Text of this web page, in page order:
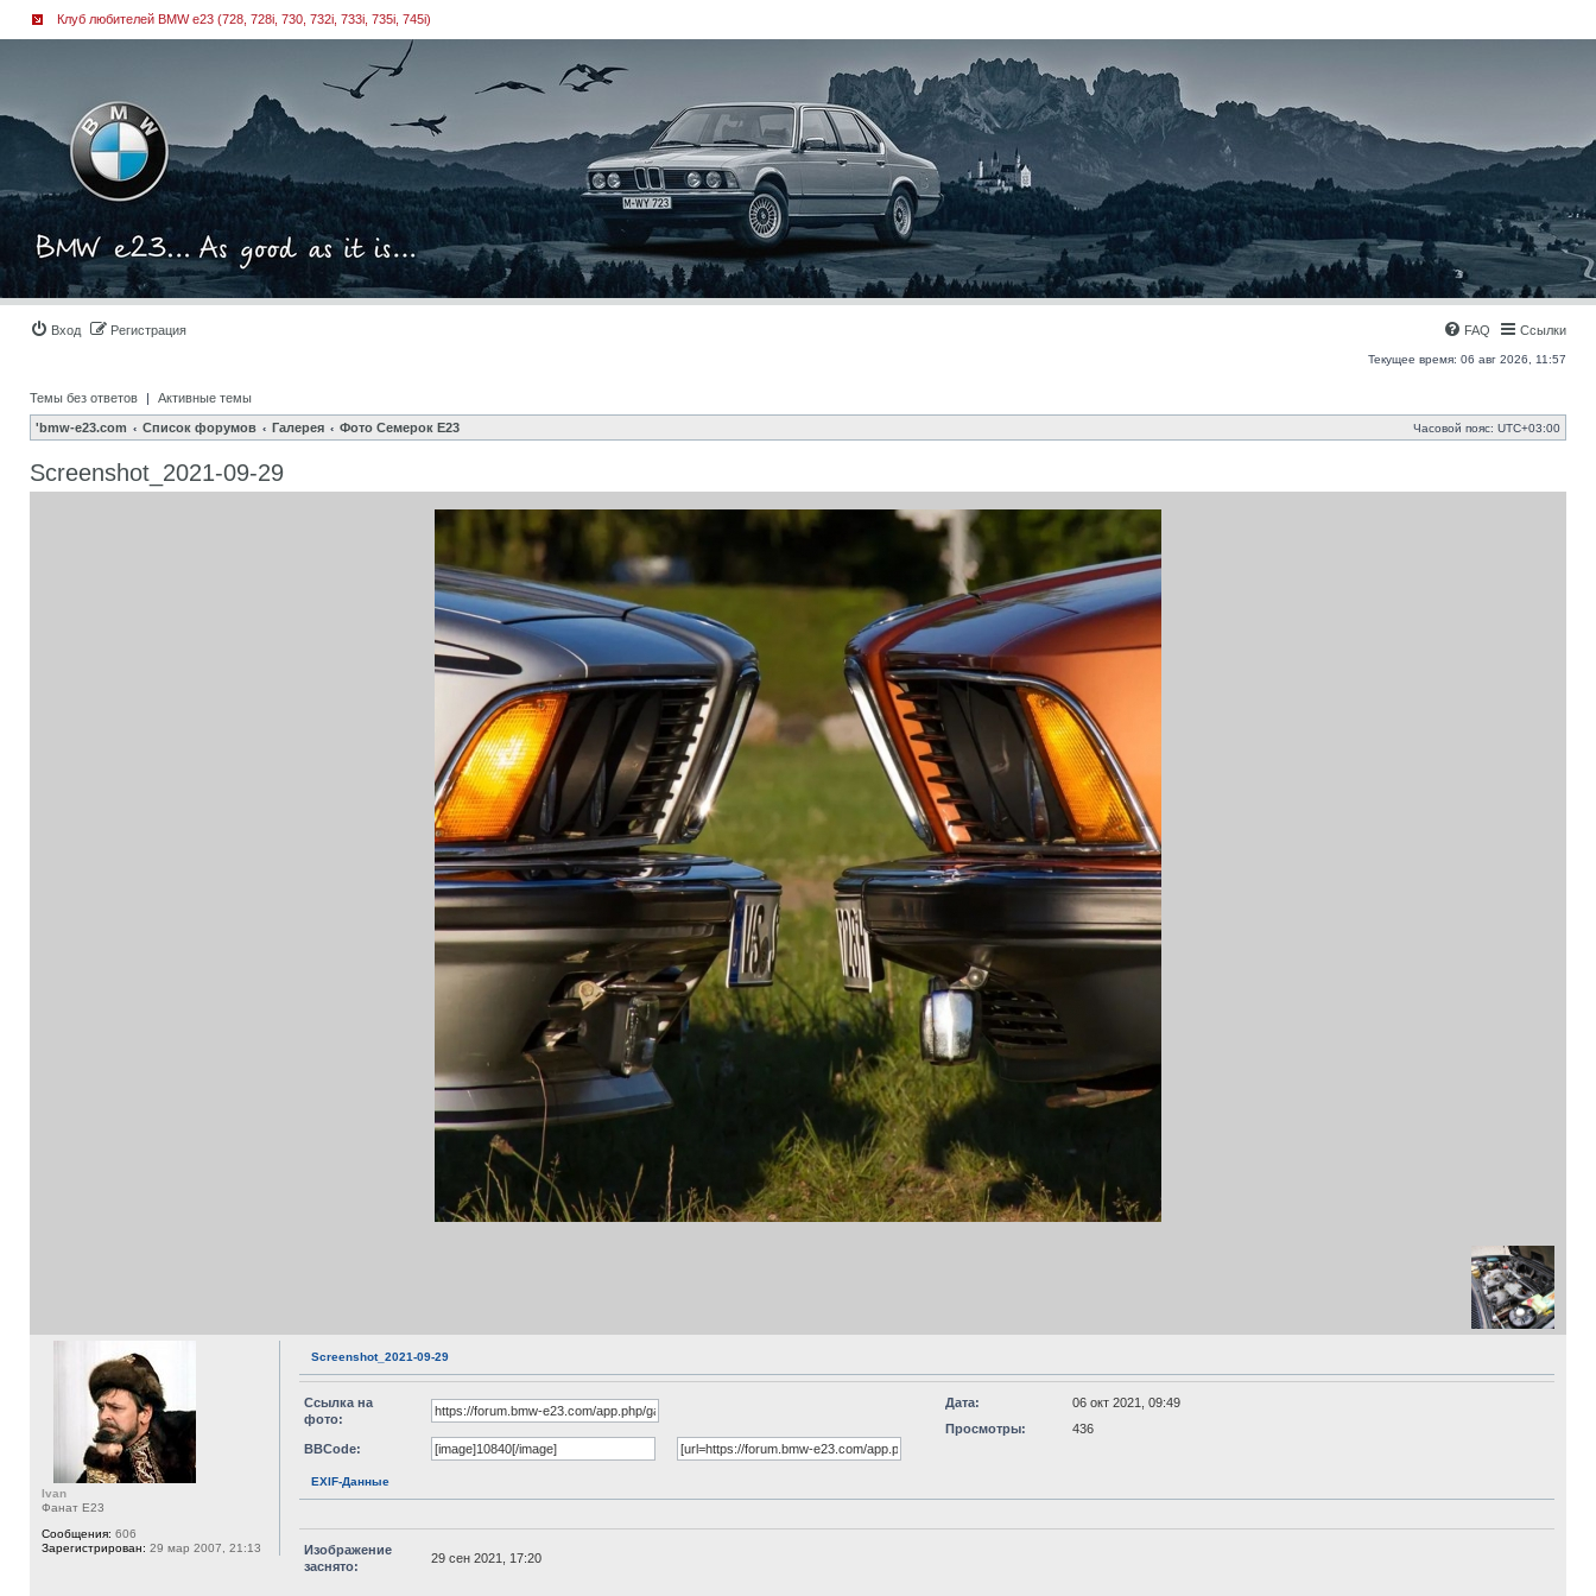
Клуб любителей BMW e23 (728, 728i, 730, 732i, 733i, 735i, 745i)
Вход Регистрация Ссылки
FAQ
Текущее время: 06 авг 2026, 11:57
Темы без ответов | Активные темы
'bmw-e23.com Список форумов Галерея Фото Семерок Е23 Часовой пояс: UTC+03:00
Screenshot_2021-09-29
Ivan
Фанат E23
Сообщения: 606
Зарегистрирован: 29 мар 2007, 21:13
Screenshot_2021-09-29
Дата: 06 окт 2021, 09:49
Ссылка на
фото:
Просмотры:
436
BBCode:
EXIF-Данные
Изображение
заснято:
29 сен 2021, 17:20